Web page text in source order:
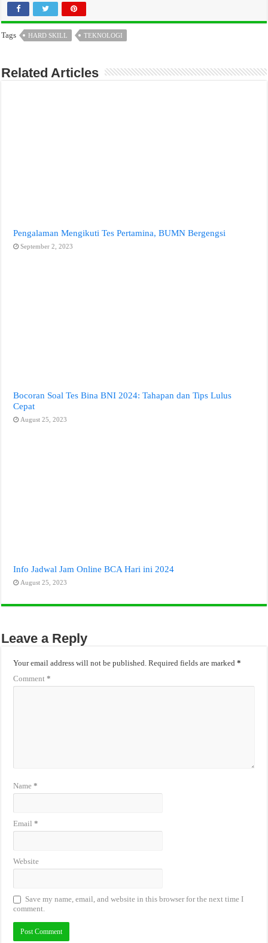
Tags HARD SKILL TEKNOLOGI
Related Articles
Pengalaman Mengikuti Tes Pertamina, BUMN Bergengsi
September 2, 2023
Bocoran Soal Tes Bina BNI 2024: Tahapan dan Tips Lulus
Cepat
August 25, 2023
Info Jadwal Jam Online BCA Hari ini 2024
August 25, 2023
Leave a Reply
Your email address will not be published. Required fields are marked*
Comment*
Name*
Email*
Website
Save my name, email, and website in this browser for the next time I
comment.